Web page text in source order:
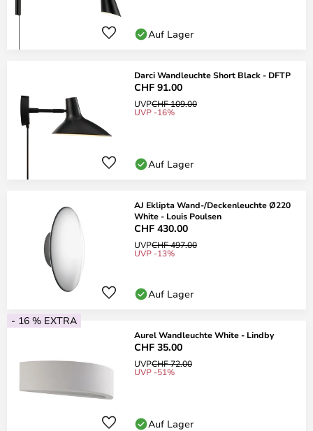
Auf Lager
Darci Wandleuchte Short Black - DFTP
CHF 91.00
UVPCHF 109.00
UVP -16%
Auf Lager
AJ Eklipta Wand-/Deckenleuchte Ø220
White - Louis Poulsen
CHF 430.00
UVPCHF 497.00
UVP -13%
Auf Lager
- 16 % EXTRA
Aurel Wandleuchte White - Lindby
CHF 35.00
UVPCHF 72.00
UVP -51%
Auf Lager